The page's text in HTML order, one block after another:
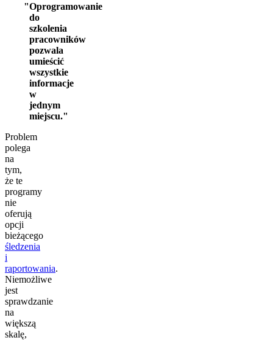
Oprogramowanie
do
szkolenia
pracowników
pozwala
umieścić
wszystkie
informacje
w
jednym
miejscu.
Problem
polega
na
tym,
że te
programy
nie
oferują
opcji
bieżącego
śledzenia
i
raportowania.
Niemożliwe
jest
sprawdzanie
na
większą
skalę,